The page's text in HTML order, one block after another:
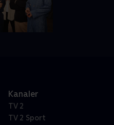
Kanaler
TV 2
TV 2 Sport